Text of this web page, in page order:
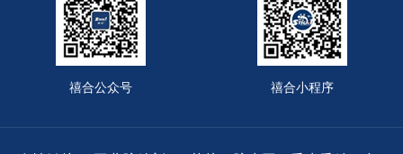
禧合公众号 禧合小程序